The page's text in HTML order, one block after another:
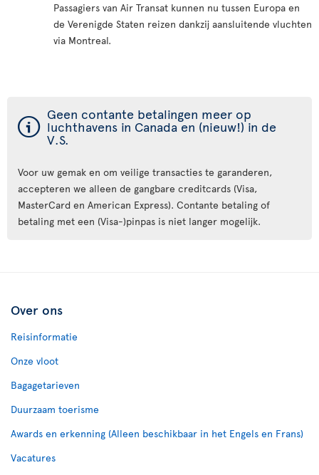
Passagiers van Air Transat kunnen nu tussen Europa en
de Verenigde Staten reizen dankzij aansluitende vluchten
via Montreal.
ý Geen contante betalingen meer op
luchthavens in Canada en (nieuw!) in de
V.S.
Voor uw gemak en om veilige transacties te garanderen,
accepteren we alleen de gangbare creditcards (Visa,
MasterCard en American Express). Contante betaling of
betaling met een (Visa-)pinpas is niet langer mogelijk.
Over ons
Reisinformatie
Onze vloot
Bagagetarieven
Duurzaam toerisme
Awards en erkenning (Alleen beschikbaar in het Engels en Frans)
Vacatures